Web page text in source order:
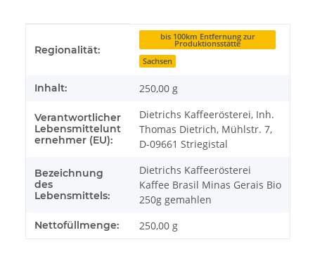
Regionalität:
bis 100km Entfernung zur
Produktionsstätte
Sachsen
Inhalt: 250,00 g
Verantwortlicher
Lebensmittelunt
ernehmer (EU):
Dietrichs Kaffeerösterei, Inh.
Thomas Dietrich, Mühlstr. 7,
D-09661 Striegistal
Bezeichnung
des
Lebensmittels:
Dietrichs Kaffeerösterei
Kaffee Brasil Minas Gerais Bio
250g gemahlen
Nettofüllmenge: 250,00 g